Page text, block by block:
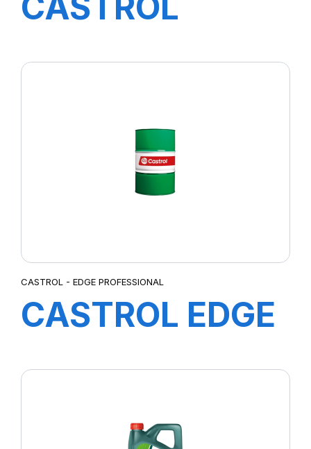
CASTROL - EDGE PROFESSIONAL
CASTROL EDGE